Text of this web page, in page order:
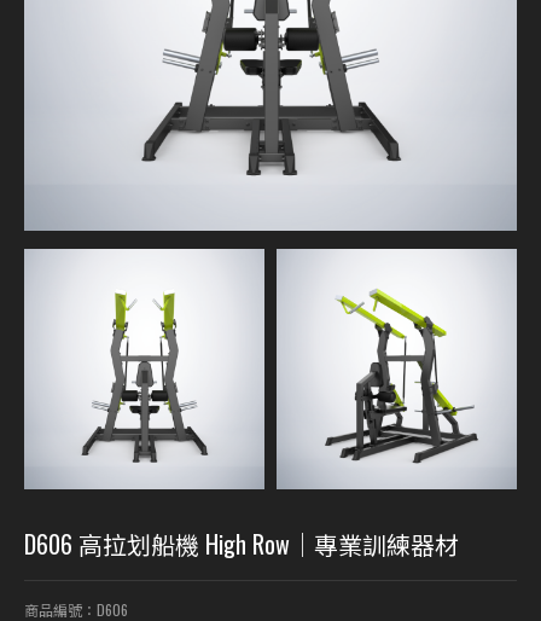
D606 高拉划船機 High Row｜專業訓練器材
商品編號：D606